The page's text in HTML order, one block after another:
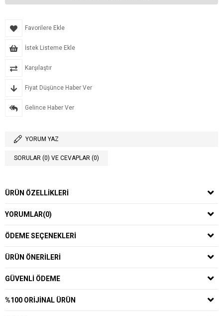
Favorilere Ekle
İstek Listeme Ekle
Karşılaştır
Fiyat Düşünce Haber Ver
Gelince Haber Ver
YORUM YAZ
SORULAR (0) VE CEVAPLAR (0)
ÜRÜN ÖZELLIKLERI
YORUMLAR(0)
ÖDEME SEÇENEKLERI
ÜRÜN ÖNERILERI
GÜVENLI ÖDEME
%100 ORIJINAL ÜRÜN